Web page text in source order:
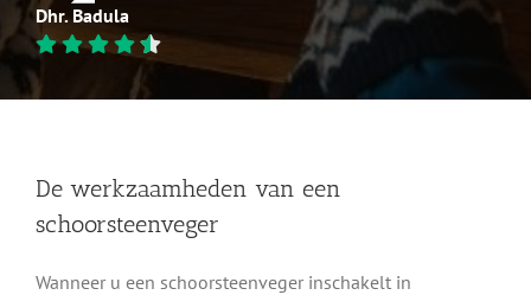
Dhr. Badula
De werkzaamheden van een
schoorsteenveger
Wanneer u een schoorsteenveger inschakelt in